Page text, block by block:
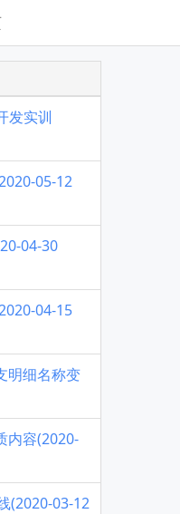
发实训
05-12
04-30
04-15
明细名称变
内容(2020-
(2020-03-12